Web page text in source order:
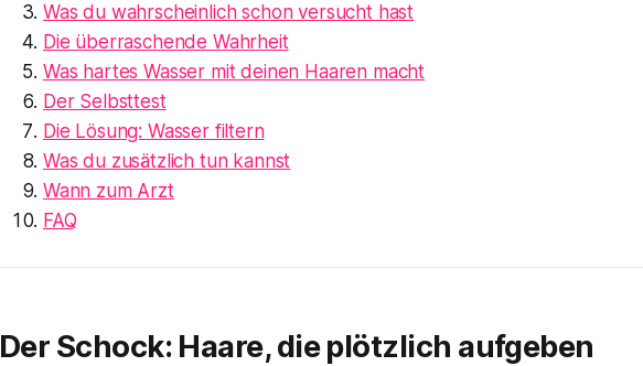
Was du wahrscheinlich schon versucht hast
Die überraschende Wahrheit
Was hartes Wasser mit deinen Haaren macht
Der Selbsttest
Die Lösung: Wasser filtern
Was du zusätzlich tun kannst
Wann zum Arzt
FAQ
Der Schock: Haare, die plötzlich aufgeben